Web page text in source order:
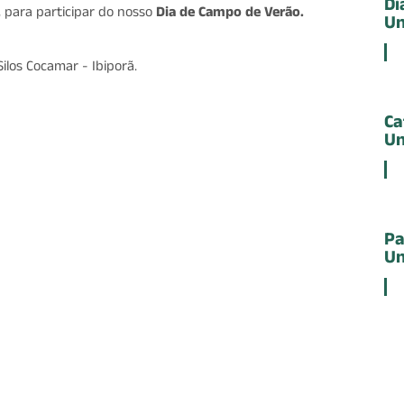
para participar do nosso Dia de Campo de Verão.
Cocamar - Ibiporã.